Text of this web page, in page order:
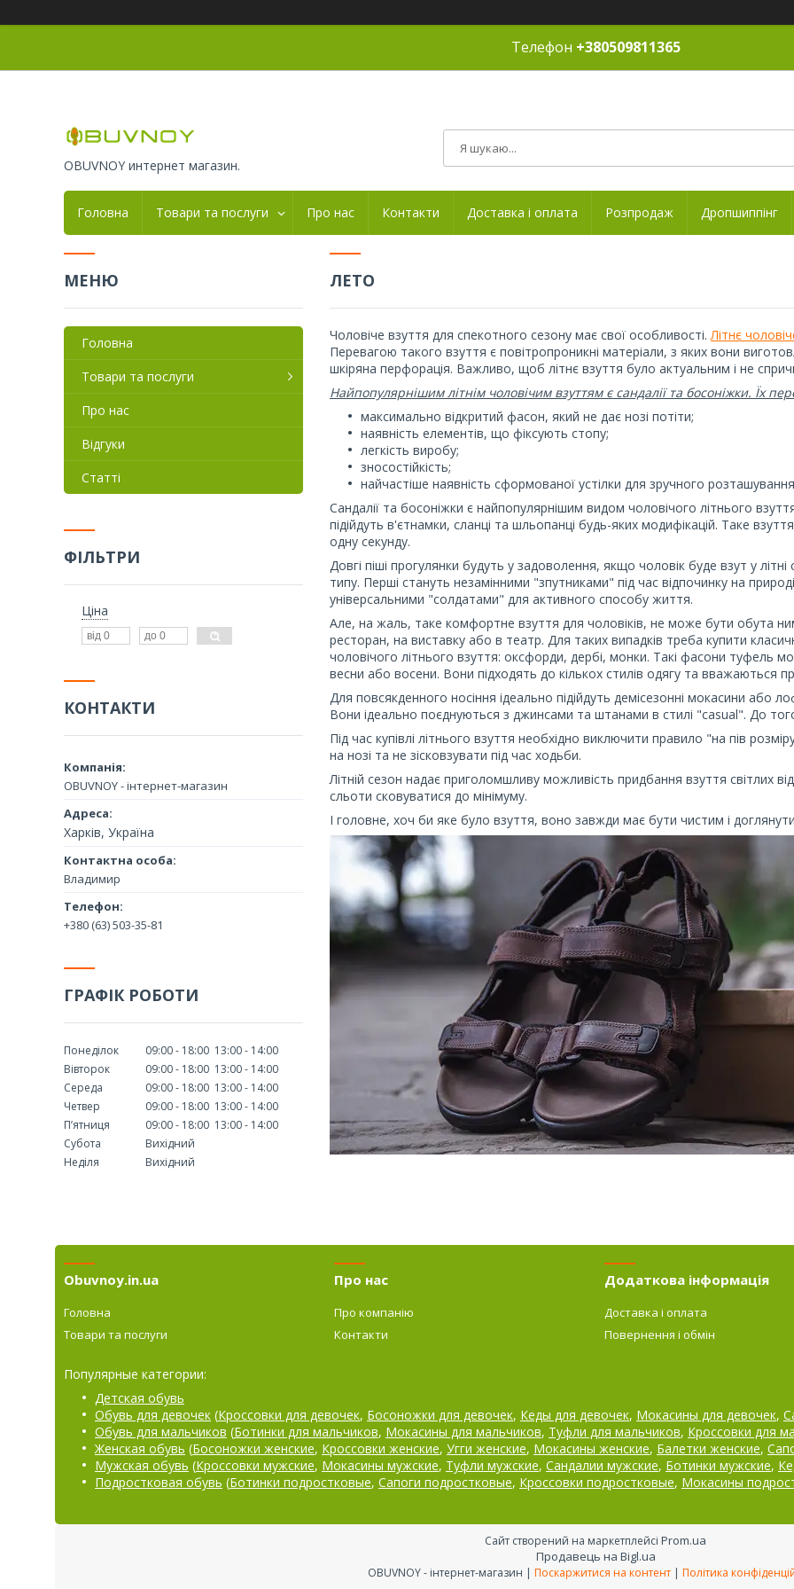
Телефон +380509811365
OBUVNOY интернет магазин.
Головна Товари та послуги Про нас Контакти Доставка і оплата Розпродаж Дропшиппінг
ЛЕТО
Чоловіче взуття для спекотного сезону має свої особливості. Літнє
Перевагою такого взуття є повітропроникні матеріали, з яких вони
шкіряна перфорація. Важливо, щоб літнє взуття було актуальним і не
Найпопулярнішим літнім чоловічим взуттям є сандалії та босоніжки. Їх
максимально відкритий фасон, який не дає нозі потіти;
наявність елементів, що фіксують стопу;
легкість виробу;
зносостійкість;
найчастіше наявність сформованої устілки для зручного
Сандалії та босоніжки є найпопулярнішим видом чоловічого літнього
підійдуть в'єтнамки, сланці та шльопанці будь-яких модифікацій. Таке
одну секунду.
Довгі піші прогулянки будуть у задоволення, якщо чоловік буде взут у
типу. Перші стануть незамінними "зпутниками" під час відпочинку на
універсальними "солдатами" для активного способу життя.
Але, на жаль, таке комфортне взуття для чоловіків, не може бути обута
ресторан, на виставку або в театр. Для таких випадків треба купити класичні
чоловічого літнього взуття: оксфорди, дербі, монки. Такі фасони туфель
весни або восени. Вони підходять до кількох стилів одягу та вважаються
Для повсякденного носіння ідеально підійдуть демісезонні мокасини або
Вони ідеально поєднуються з джинсами та штанами в стилі "casual". До
Під час купівлі літнього взуття необхідно виключити правило "на пів
на нозі та не зісковзувати під час ходьби.
Літній сезон надає приголомшливу можливість придбання взуття світлих
сльоти сковуватися до мінімуму.
І головне, хоч би яке було взуття, воно завжди має бути чистим і
Головна
Товари та послуги
Про нас
Відгуки
Статті
ФІЛЬТРИ
Ціна
КОНТАКТИ
OBUVNOY - інтернет-магазин
Харків, Україна
Владимир
+380 (63) 503-35-81
ГРАФІК РОБОТИ
Понеділок 09:00 18:00 13:00
14:00
Вівторок
09:00 18:00 13:00
14:00
Середа
09:00 18:00 13:00
14:00
Четвер
09:00 18:00 13:00
14:00
Пʼятниця
09:00 18:00 13:00
14:00
Субота
Вихідний
Неділя
Вихідний
Obuvnoy.in.ua
Головна
Товари та послуги
Про нас
Про компанію
Контакти
Додаткова інформація
Доставка і оплата
Повернення і обмін
Популярные категории:
Детская обувь
Обувь для девочек (Кроссовки для девочек, Босоножки для девочек, Кеды для девочек, Мокасины для девочек,
Обувь для мальчиков (Ботинки для мальчиков, Мокасины для мальчиков, Туфли для мальчиков, Кроссовки для
Женская обувь (Босоножки женские, Кроссовки женские, Угги женские, Мокасины женские, Балетки женские,
Мужская обувь (Кроссовки мужские, Мокасины мужские, Туфли мужские, Сандалии мужские, Ботинки мужские,
Подростковая обувь (Ботинки подростковые, Сапоги подростковые, Кроссовки подростковые, Мокасины
Сайт створений на маркетплейсі Prom.ua
Продавець на Bigl.ua
OBUVNOY - інтернет-магазин | Поскаржитися на контент | Політика